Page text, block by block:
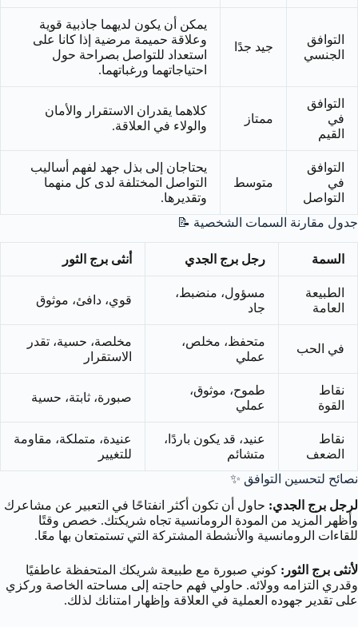
التوافق
الجنسي
جيد جدًا
يمكن أن يكون لديهما جاذبية قوية
وعلاقة حميمة مرضية إذا كانا على
استعداد للتواصل بصراحة حول
احتياجاتهما ورغباتهما.
التوافق
في
القيم
ممتاز
كلاهما يقدران الاستقرار والأمان
والولاء في العلاقة.
التوافق
في
التواصل
متوسط
يحتاجان إلى بذل جهد لفهم أساليب
التواصل المختلفة لدى كل منهما
وتقديرها.
جدول مقارنة السمات الشخصية 📝
السمة رجل برج الجدي أنثى برج الثور
الطبيعة
العامة
مسؤول، منضبط،
جاد
قوي، دافئ، موثوق
في الحب
متحفظ، مخلص،
عملي
مخلصة، حسية، تقدر
الاستقرار
نقاط
القوة
طموح، موثوق،
عملي
صبورة، ثابتة، حسية
نقاط
الضعف
عنيد، قد يكون باردًا،
متشائم
عنيدة، متملكة، مقاومة
للتغيير
نصائح لتحسين التوافق ✨
لرجل برج الجدي: حاول أن تكون أكثر انفتاحًا في التعبير عن مشاعرك
وأظهر المزيد من المودة الرومانسية تجاه شريكتك. خصص وقتًا
للقاءات الرومانسية والأنشطة المشتركة التي تستمتعان بها معًا.
لأنثى برج الثور: كوني صبورة مع طبيعة شريكك المتحفظة عاطفيًا
وقدري التزامه وولائه. حاولي فهم حاجته إلى مساحته الخاصة وركزي
على تقدير جهوده العملية في العلاقة وإظهار امتنانك لذلك.